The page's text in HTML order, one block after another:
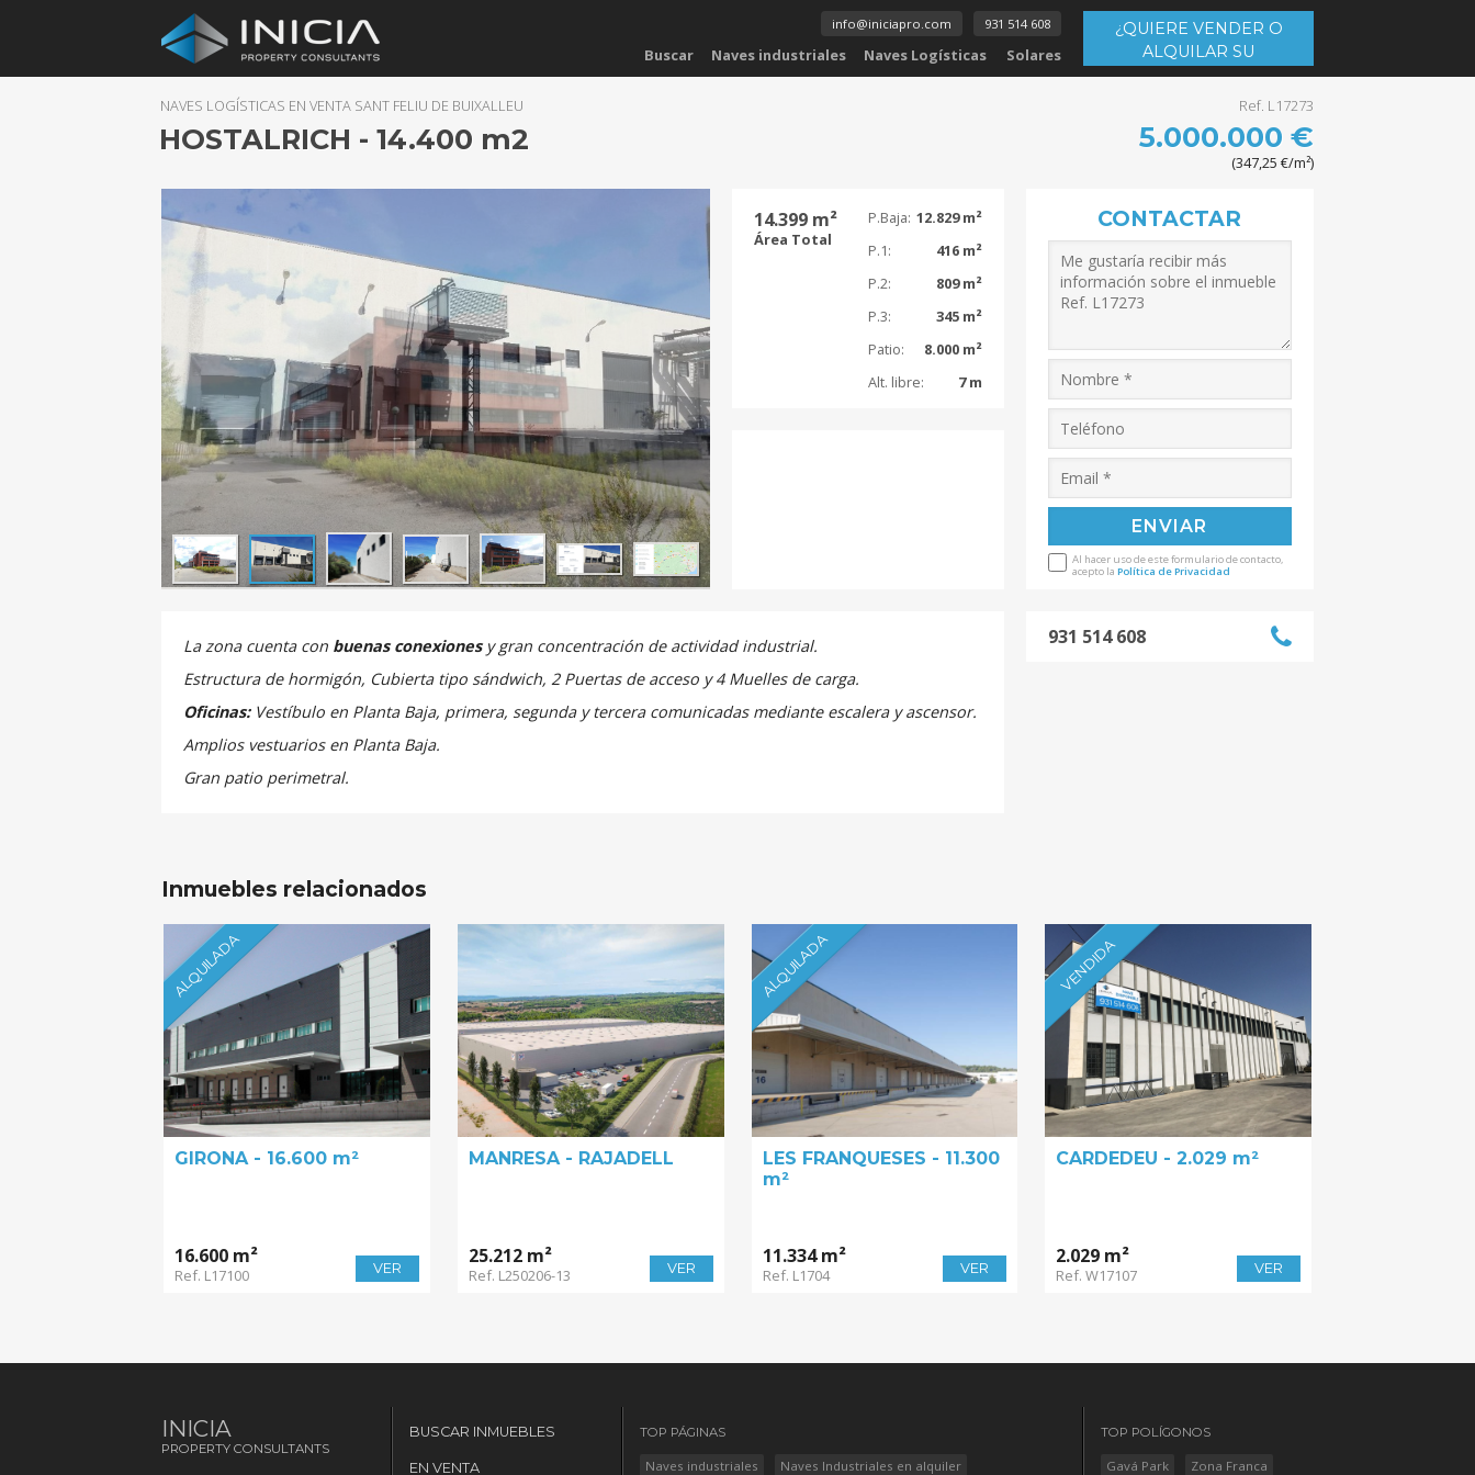
¿QUIERE VENDER O
ALQUILAR SU
INMUEBLE?
info@iniciapro.com 931 514 608
Buscar Naves industriales Naves Logísticas Solares
NAVES LOGÍSTICAS EN VENTA SANT FELIU DE BUIXALLEU
HOSTALRICH - 14.400 m2
Ref. L17273
5.000.000 €
(347,25 €/m²)
14.399 m²
Área Total
P.Baja: 12.829 m²
P.1:
416 m²
P.2:
809 m²
P.3:
345 m²
Patio:
8.000 m²
Alt. libre:
7 m
La zona cuenta con buenasconexiones y gran concentración de actividad industrial.
Estructura de hormigón, Cubierta tipo sándwich, 2 Puertas de acceso y 4 Muelles de carga.
Oficinas: Vestíbulo en Planta Baja, primera, segunda y tercera comunicadas mediante escalera y ascensor.
Amplios vestuarios en Planta Baja.
Gran patio perimetral.
CONTACTAR
Al hacer uso de este formulario de contacto,
acepto la Política de Privacidad
931 514 608
Inmuebles relacionados
ALQUILADA
GIRONA - 16.600 m²
16.600 m²
Ref. L17100 VER
MANRESA - RAJADELL
25.212 m²
Ref. L250206-13 VER
ALQUILADA
LES FRANQUESES - 11.300
m²
11.334 m²
Ref. L1704 VER
VENDIDA
CARDEDEU - 2.029 m²
2.029 m²
Ref. W17107 VER
INICIA
PROPERTY CONSULTANTS
BUSCAR INMUEBLES
EN VENTA
TOP PÁGINAS
Naves industriales Naves Industriales en alquiler
TOP POLÍGONOS
Gavá Park Zona Franca